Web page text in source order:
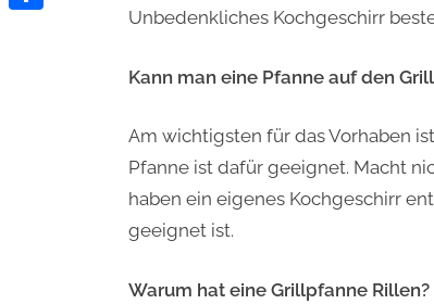
Unbedenkliches Kochgeschirr
Kann man eine Pfanne auf den
Am wichtigsten für das Vorhaben
Pfanne ist dafür geeignet. Macht
haben ein eigenes Kochgeschirr
geeignet ist.
Warum hat eine Grillpfanne Rillen?